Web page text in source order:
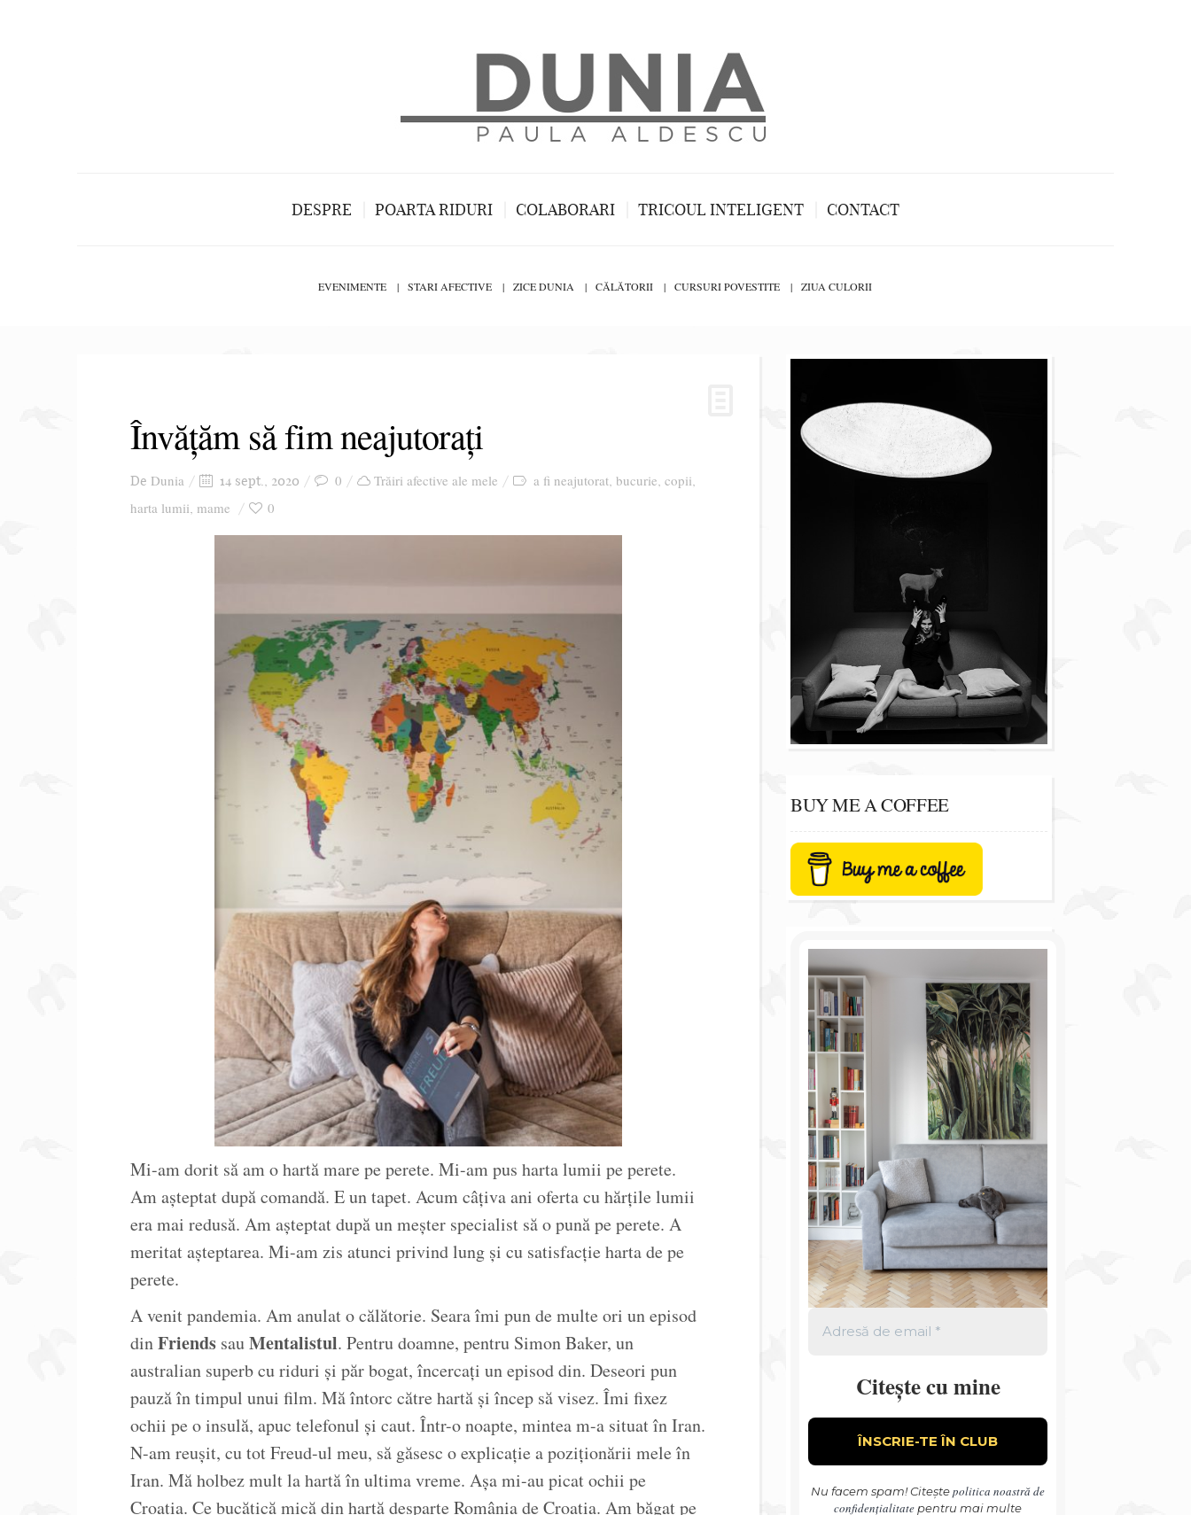
DESPRE POARTA RIDURI COLABORARI TRICOUL INTELIGENT CONTACT
EVENIMENTE STARI AFECTIVE ZICE DUNIA CĂLĂTORII CURSURI POVESTITE ZIUA CULORII
Învățăm să fim neajutorați
De Dunia 14 sept., 2020 0 Trăiri afective ale mele a fi neajutorat, bucurie, copii,
harta lumii, mame 0
Mi-am dorit să am o hartă mare pe perete. Mi-am pus harta lumii pe perete.
Am așteptat după comandă. E un tapet. Acum câțiva ani oferta cu hărțile lumii
era mai redusă. Am așteptat după un meșter specialist să o pună pe perete. A
meritat așteptarea. Mi-am zis atunci privind lung și cu satisfacție harta de pe
perete.
A venit pandemia. Am anulat o călătorie. Seara îmi pun de multe ori un episod
dinFriends sauMentalistul. Pentru doamne, pentru Simon Baker, un
australian superb cu riduri și păr bogat, încercați un episod din. Deseori pun
pauză în timpul unui film. Mă întorc către hartă și încep să visez. Îmi fixez
ochii pe o insulă, apuc telefonul și caut. Într-o noapte, mintea m-a situat în Iran.
N-am reușit, cu tot Freud-ul meu, să găsesc o explicație a poziționării mele în
Iran. Mă holbez mult la hartă în ultima vreme. Așa mi-au picat ochii pe
Croația. Ce bucățică mică din hartă desparte România de Croația. Am băgat pe
BUY ME A COFFEE
Citește cu mine
Nu facem spam! Citeștepolitica noastră de
confidențialitate pentru mai multe